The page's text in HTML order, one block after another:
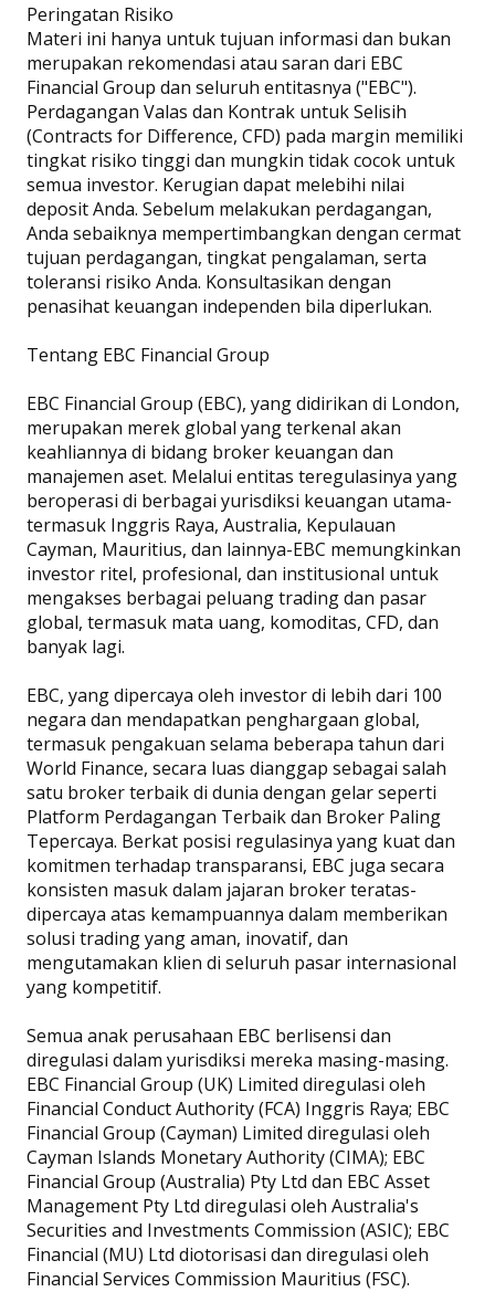
Peringatan Risiko
Materi ini hanya untuk tujuan informasi dan bukan
merupakan rekomendasi atau saran dari EBC
Financial Group dan seluruh entitasnya ("EBC").
Perdagangan Valas dan Kontrak untuk Selisih
(Contracts for Difference, CFD) pada margin memiliki
tingkat risiko tinggi dan mungkin tidak cocok untuk
semua investor. Kerugian dapat melebihi nilai
deposit Anda. Sebelum melakukan perdagangan,
Anda sebaiknya mempertimbangkan dengan cermat
tujuan perdagangan, tingkat pengalaman, serta
toleransi risiko Anda. Konsultasikan dengan
penasihat keuangan independen bila diperlukan.
Tentang EBC Financial Group
EBC Financial Group (EBC), yang didirikan di London,
merupakan merek global yang terkenal akan
keahliannya di bidang broker keuangan dan
manajemen aset. Melalui entitas teregulasinya yang
beroperasi di berbagai yurisdiksi keuangan utama-
termasuk Inggris Raya, Australia, Kepulauan
Cayman, Mauritius, dan lainnya-EBC memungkinkan
investor ritel, profesional, dan institusional untuk
mengakses berbagai peluang trading dan pasar
global, termasuk mata uang, komoditas, CFD, dan
banyak lagi.
EBC, yang dipercaya oleh investor di lebih dari 100
negara dan mendapatkan penghargaan global,
termasuk pengakuan selama beberapa tahun dari
World Finance, secara luas dianggap sebagai salah
satu broker terbaik di dunia dengan gelar seperti
Platform Perdagangan Terbaik dan Broker Paling
Tepercaya. Berkat posisi regulasinya yang kuat dan
komitmen terhadap transparansi, EBC juga secara
konsisten masuk dalam jajaran broker teratas-
dipercaya atas kemampuannya dalam memberikan
solusi trading yang aman, inovatif, dan
mengutamakan klien di seluruh pasar internasional
yang kompetitif.
Semua anak perusahaan EBC berlisensi dan
diregulasi dalam yurisdiksi mereka masing-masing.
EBC Financial Group (UK) Limited diregulasi oleh
Financial Conduct Authority (FCA) Inggris Raya; EBC
Financial Group (Cayman) Limited diregulasi oleh
Cayman Islands Monetary Authority (CIMA); EBC
Financial Group (Australia) Pty Ltd dan EBC Asset
Management Pty Ltd diregulasi oleh Australia's
Securities and Investments Commission (ASIC); EBC
Financial (MU) Ltd diotorisasi dan diregulasi oleh
Financial Services Commission Mauritius (FSC).